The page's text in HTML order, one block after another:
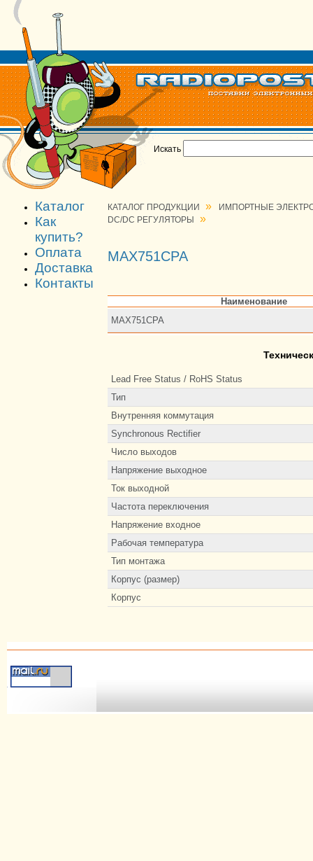
Искать
Каталог
Как
купить?
Оплата
Доставка
Контакты
КАТАЛОГ ПРОДУКЦИИ »
ИМПОРТНЫЕ
DC/DC РЕГУЛЯТОРЫ
»
MAX751CPA
Наименование
MAX751CPA
Lead Free Status / RoHS Status
Тип
Внутренняя коммутация
Synchronous Rectifier
Число выходов
Напряжение выходное
Ток выходной
Частота переключения
Напряжение входное
Рабочая температура
Тип монтажа
Корпус (размер)
Корпус